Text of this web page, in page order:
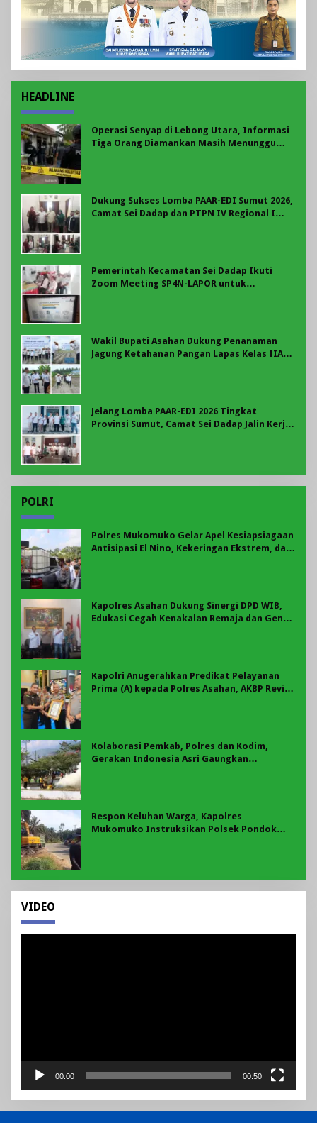
HEADLINE
Operasi Senyap di Lebong Utara, Informasi
Tiga Orang Diamankan Masih Menunggu
Dukung Sukses Lomba PAAR-EDI Sumut 2026,
Camat Sei Dadap dan PTPN IV Regional I
Pemerintah Kecamatan Sei Dadap Ikuti
Zoom Meeting SP4N-LAPOR untuk
Wakil Bupati Asahan Dukung Penanaman
Jagung Ketahanan Pangan Lapas Kelas IIA
Jelang Lomba PAAR-EDI 2026 Tingkat
Provinsi Sumut, Camat Sei Dadap Jalin Kerja
POLRI
Polres Mukomuko Gelar Apel Kesiapsiagaan
Antisipasi El Nino, Kekeringan Ekstrem, dan
Kapolres Asahan Dukung Sinergi DPD WIB,
Edukasi Cegah Kenakalan Remaja dan Geng
Kapolri Anugerahkan Predikat Pelayanan
Prima (A) kepada Polres Asahan, AKBP Revi
Kolaborasi Pemkab, Polres dan Kodim,
Gerakan Indonesia Asri Gaungkan
Respon Keluhan Warga, Kapolres
Mukomuko Instruksikan Polsek Pondok
VIDEO
00:00 00:50